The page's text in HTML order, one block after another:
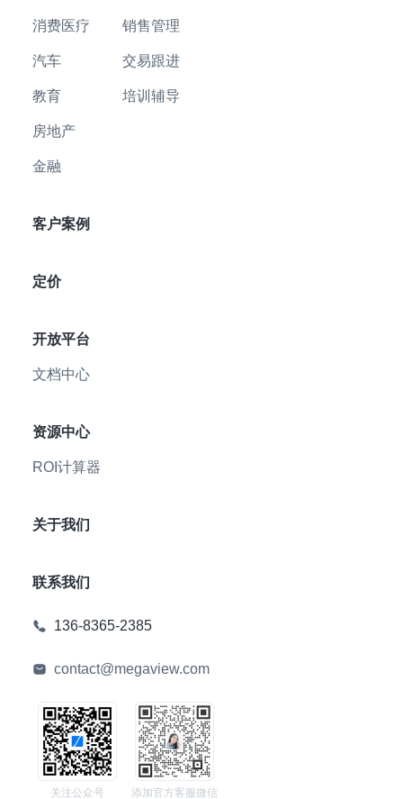
消费医疗
汽车
教育
房地产
金融
销售管理
交易跟进
培训辅导
客户案例
定价
开放平台
文档中心
资源中心
ROI计算器
关于我们
联系我们
136-8365-2385
contact@megaview.com
关注公众号 添加官方客服微信